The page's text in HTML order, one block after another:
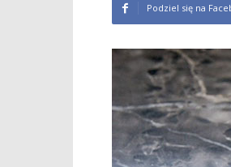
Podziel się na